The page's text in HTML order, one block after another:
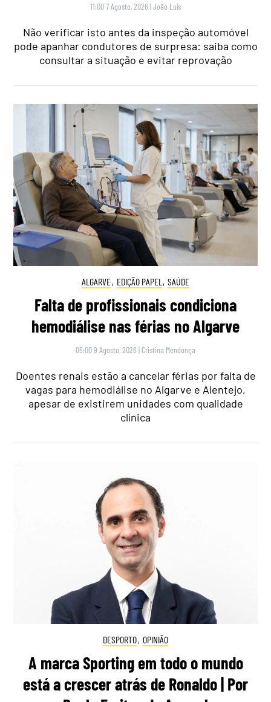
11:00 7 Agosto, 2026 |João Luís
Não verificar isto antes da inspeção automóvel
pode apanhar condutores de surpresa: saiba como
consultar a situação e evitar reprovação
ALGARVE, EDIÇÃO PAPEL , SAÚDE
Falta de profissionais condiciona
hemodiálise nas férias no Algarve
05:00 9 Agosto, 2026 | Cristina Mendonça
Doentes renais estão a cancelar férias por falta de
vagas para hemodiálise no Algarve e Alentejo,
apesar de existirem unidades com qualidade
clínica
DESPORTO, OPINIÃO
A marca Sporting em todo o mundo
está a crescer atrás de Ronaldo | Por